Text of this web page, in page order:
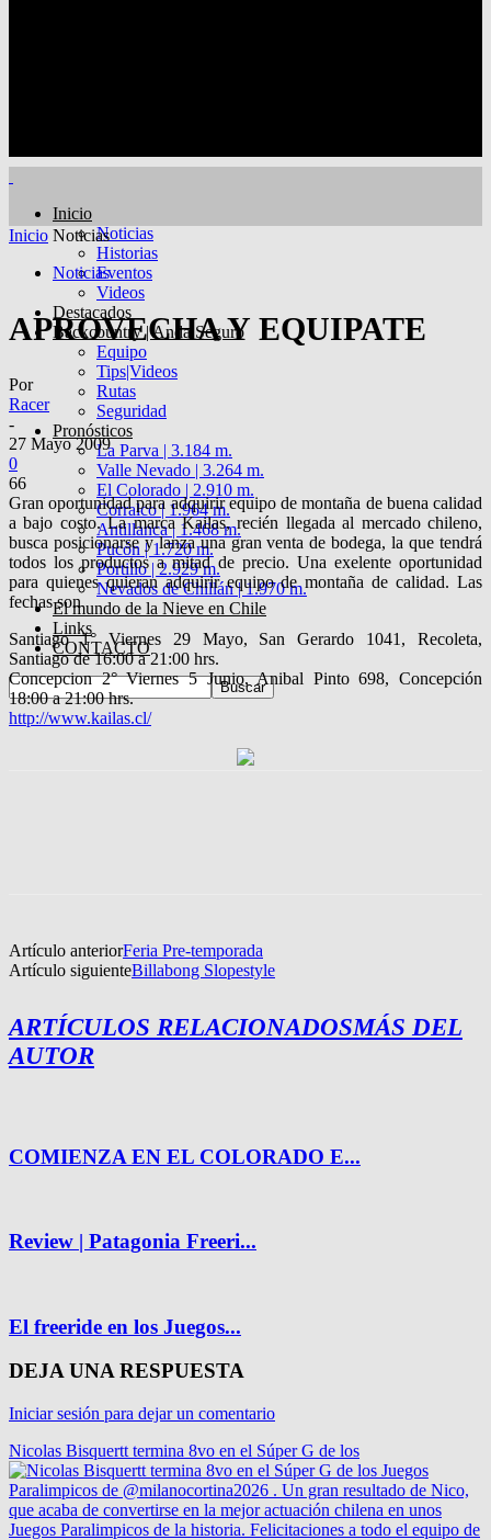
Inicio
Noticias
Historias
Eventos
Videos
Destacados
Backcountry | Anda Seguro
Equipo
Tips|Videos
Rutas
Seguridad
Pronósticos
La Parva | 3.184 m.
Valle Nevado | 3.264 m.
El Colorado | 2.910 m.
Corralco | 1.964 m.
Antillanca | 1.468 m.
Pucón | 1.720 m.
Portillo | 2.929 m.
Nevados de Chillán | 1.970 m.
El mundo de la Nieve en Chile
Links
CONTACTO
Inicio Noticias
Noticias
APROVECHA Y EQUIPATE
Por
Racer
-
27 Mayo 2009
0
66
Gran oportunidad para adquirir equipo de montaña de buena calidad
a bajo costo. La marca Kailas, recién llegada al mercado chileno,
busca posicionarse y lanza una gran venta de bodega, la que tendrá
todos los productos a mitad de precio. Una exelente oportunidad
para quienes quieran adquirir equipo de montaña de calidad. Las
fechas son
Santiago 1° Viernes 29 Mayo, San Gerardo 1041, Recoleta,
Santiago de 16:00 a 21:00 hrs.
Concepcion 2° Viernes 5 Junio, Anibal Pinto 698, Concepción
18:00 a 21:00 hrs.
http://www.kailas.cl/
Artículo anteriorFeria Pre-temporada
Artículo siguienteBillabong Slopestyle
ARTÍCULOS RELACIONADOSMÁS DEL
AUTOR
COMIENZA EN EL COLORADO E...
Review | Patagonia Freeri...
El freeride en los Juegos...
DEJA UNA RESPUESTA
Iniciar sesión para dejar un comentario
Nicolas Bisquertt termina 8vo en el Súper G de los